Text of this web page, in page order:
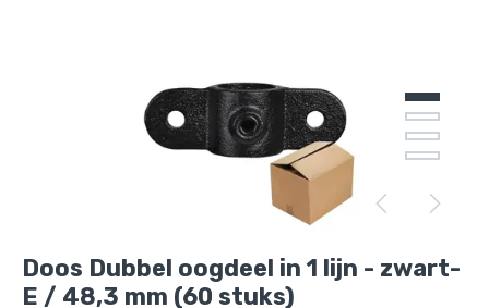
Doos Dubbel oogdeel in 1 lijn - zwart-
E / 48,3 mm (60 stuks)
Doos Dubbel oogdeel in 1 lijn - zwart-E /
is toegevoegd aan je